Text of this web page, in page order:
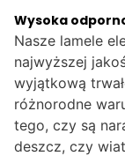
Wysoka
Nasze lamele
najwyższej
wyjątkową
różnorodne
tego, czy są
deszcz, czy